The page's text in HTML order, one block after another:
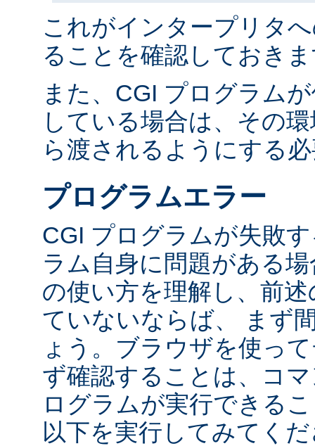
これがインタープリタ
ることを確認しておき
また、CGI プログラム
している場合は、その
ら渡されるようにする
プログラムエラー
CGI プログラムが失敗
ラム自身に問題がある
の使い方を理解し、前
ていないならば、 まず
ょう。ブラウザを使っ
ず確認することは、コ
ログラムが実行できる
以下を実行してみてく